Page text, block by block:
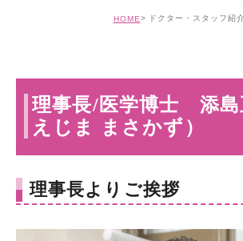
HOME ドクター・スタッフ紹介
理事長/医学博士 添島
えじま まさかず）
理事長よりご挨拶